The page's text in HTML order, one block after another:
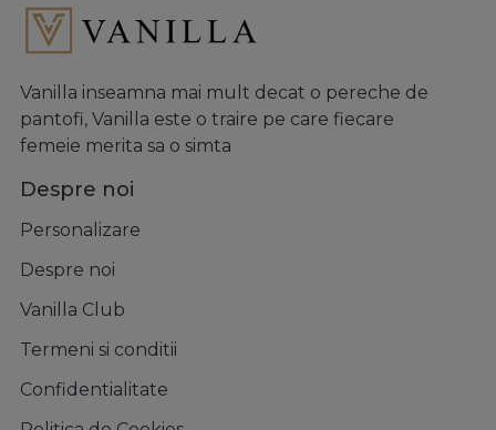
Vanilla inseamna mai mult decat o pereche de
pantofi, Vanilla este o traire pe care fiecare
femeie merita sa o simta
Despre noi
Personalizare
Despre noi
Vanilla Club
Termeni si conditii
Confidentialitate